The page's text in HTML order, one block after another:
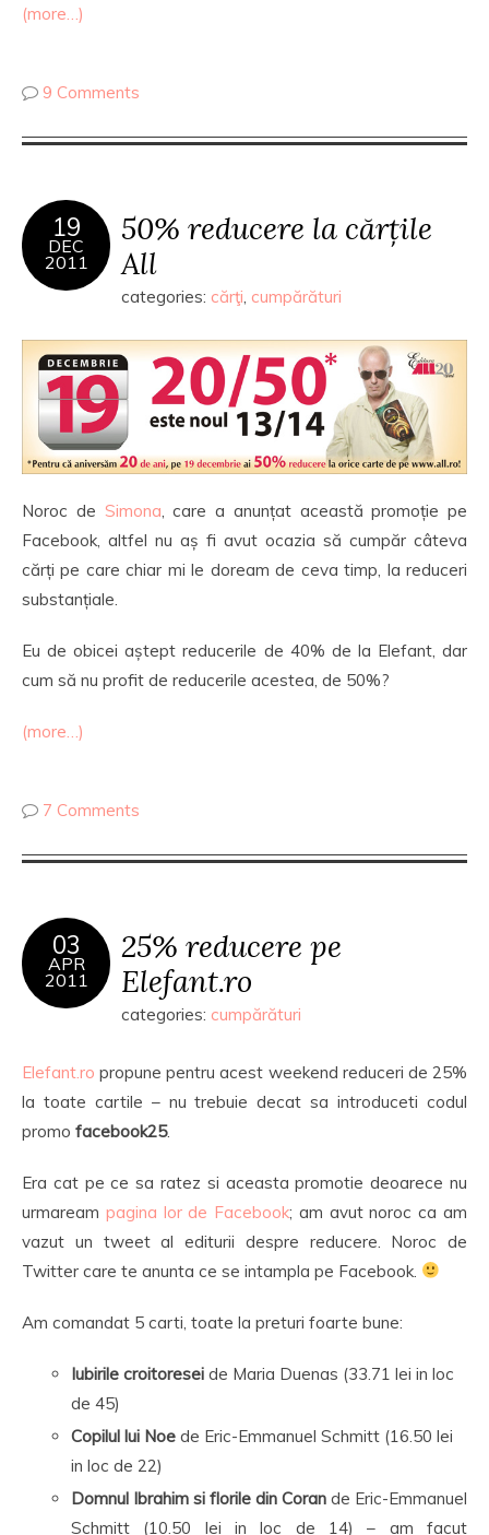
(more…)
9 Comments
19
DEC
2011
50% reducere la cărțile
All
categories: cărţi, cumpărături
Noroc de Simona , care a anunțat această promoție pe
Facebook, altfel nu aș fi avut ocazia să cumpăr câteva
cărți pe care chiar mi le doream de ceva timp, la reduceri
substanțiale.
Eu de obicei aștept reducerile de 40% de la Elefant, dar
cum să nu profit de reducerile acestea, de 50%?
(more…)
7 Comments
03
APR
2011
25% reducere pe
Elefant.ro
categories: cumpărături
Elefant.ro propune pentru acest weekend reduceri de 25%
la toate cartile – nu trebuie decat sa introduceti codul
promo facebook25.
Era cat pe ce sa ratez si aceasta promotie deoarece nu
urmaream pagina lor de Facebook; am avut noroc ca am
vazut un tweet al editurii despre reducere. Noroc de
Twitter care te anunta ce se intampla pe Facebook.
Am comandat 5 carti, toate la preturi foarte bune:
Iubirile croitoresei de Maria Duenas (33.71 lei in loc
de 45)
Copilul lui Noe de Eric-Emmanuel Schmitt (16.50 lei
in loc de 22)
Domnul Ibrahim si florile din Coran de Eric-Emmanuel
Schmitt (10.50 lei in loc de 14) – am facut